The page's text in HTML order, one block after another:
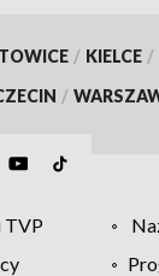
/ KIELCE /
/
TVP